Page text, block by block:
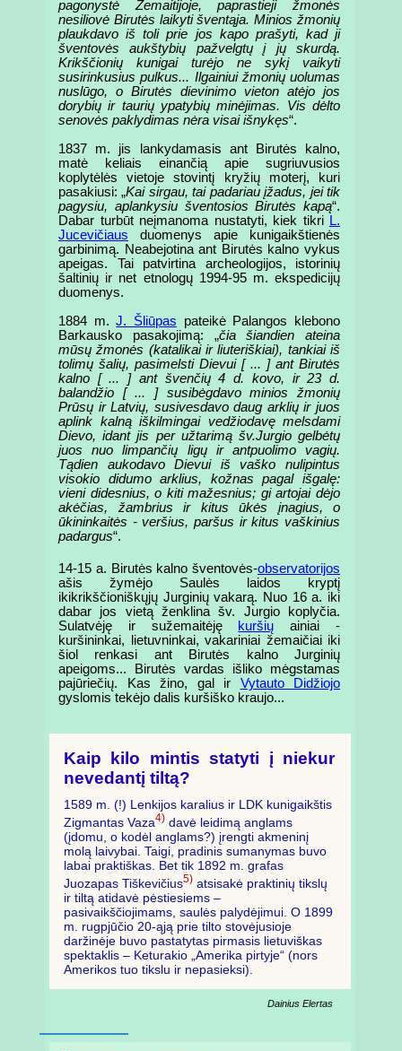
pagonystė Žemaitijoje, paprastieji žmonės
nesiliovė Birutės laikyti šventąja. Minios žmonių
plaukdavo iš toli prie jos kapo prašyti, kad ji
šventovės aukštybių pažvelgtų į jų skurdą.
Krikščionių kunigai turėjo ne sykį vaikyti
susirinkusius pulkus... Ilgainiui žmonių uolumas
nuslūgo, o Birutės dievinimo vieton atėjo jos
dorybių ir taurių ypatybių minėjimas. Vis dėlto
senovės paklydimas nėra visai išnykęs“.
1837 m. jis lankydamasis ant Birutės kalno,
matė keliais einančią apie sugriuvusios
koplytėlės vietoje stovintį kryžių moterį, kuri
pasakiusi: „Kai sirgau, tai padariau įžadus, jei tik
pagysiu, aplankysiu šventosios Birutės kapą“.
Dabar turbūt neįmanoma nustatyti, kiek tikri L.
Jucevičiaus duomenys apie kunigaikštienės
garbinimą. Neabejotina ant Birutės kalno vykus
apeigas. Tai patvirtina archeologijos, istorinių
šaltinių ir net etnologų 1994-95 m. ekspedicijų
duomenys.
1884 m.J. Šliūpas pateikė Palangos klebono
Barkausko pasakojimą: „čia šiandien ateina
mūsų žmonės (katalikai ir liuteriškiai), tankiai iš
tolimų šalių, pasimelsti Dievui [ ... ] ant Birutės
kalno [ ... ] ant švenčių 4 d. kovo, ir 23 d.
balandžio [ ... ] susibėgdavo minios žmonių
Prūsų ir Latvių, susivesdavo daug arklių ir juos
aplink kalną iškilmingai vedžiodavę melsdami
Dievo, idant jis per užtarimą šv.Jurgio gelbėtų
juos nuo limpančių ligų ir antpuolimo vagių.
Tądien aukodavo Dievui iš vaško nulipintus
visokio didumo arklius, kožnas pagal išgalę:
vieni didesnius, o kiti mažesnius; gi artojai dėjo
akėčias, žambrius ir kitus ūkės įnagius, o
ūkininkaitės - veršius, paršus ir kitus vaškinius
padargus“.
14-15 a. Birutės kalno šventovės-observatorijos
ašis žymėjo Saulės laidos kryptį
ikikrikščioniškųjų Jurginių vakarą. Nuo 16 a. iki
dabar jos vietą ženklina šv. Jurgio koplyčia.
Sulatvėję ir sužemaitėję kuršių ainiai -
kuršininkai, lietuvninkai, vakariniai žemaičiai iki
šiol renkasi ant Birutės kalno Jurginių
apeigoms... Birutės vardas išliko mėgstamas
pajūriečių. Kas žino, gal ir Vytauto Didžiojo
gyslomis tekėjo dalis kuršiško kraujo...
Kaip kilo mintis statyti į niekur
nevedantį tiltą?
1589 m. (!) Lenkijos karalius ir LDK kunigaikštis
Zigmantas Vaza4) davė leidimą anglams
(įdomu, o kodėl anglams?) įrengti akmeninį
molą laivybai. Taigi, pradinis sumanymas buvo
labai praktiškas. Bet tik 1892 m. grafas
Juozapas Tiškevičius5) atsisakė praktinių tikslų
ir tiltą atidavė pėstiesiems –
pasivaikščiojimams, saulės palydėjimui. O 1899
m. rugpjūčio 20-ąją prie tilto stovėjusioje
daržinėje buvo pastatytas pirmasis lietuviškas
spektaklis – Keturakio „Amerika pirtyje“ (nors
Amerikos tuo tikslu ir nepasieksi).
Dainius Elertas